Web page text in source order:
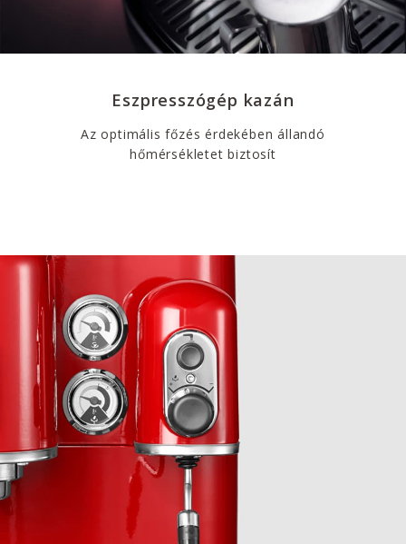
Eszpresszógép kazán
Az optimális főzés érdekében állandó
hőmérsékletet biztosít